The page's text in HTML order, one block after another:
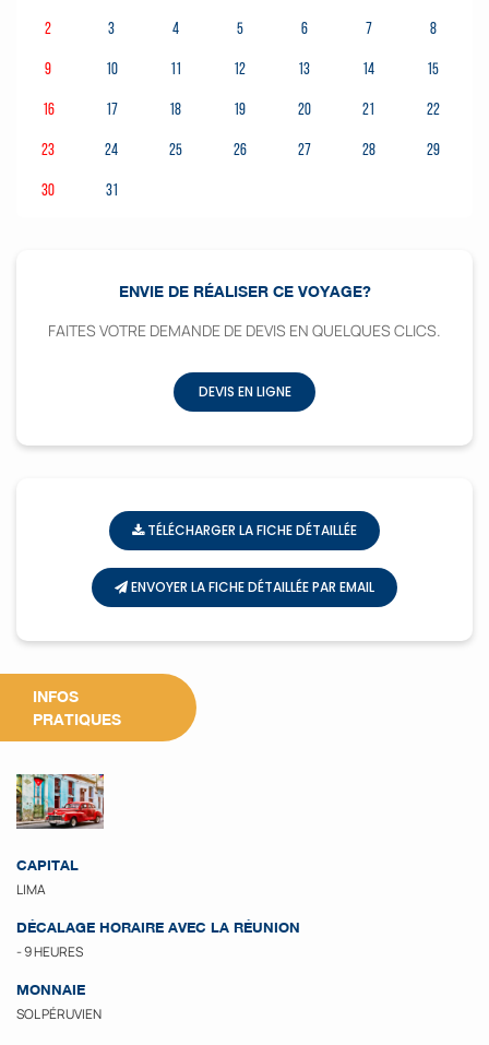
2 3 4 5 6 7 8
9 10 11 12 13 14 15
16 17 18 19 20 21 22
23 24 25 26 27 28 29
30 31
ENVIE DE RÉALISER CE VOYAGE?
FAITES VOTRE DEMANDE DE DEVIS EN QUELQUES CLICS.
DEVIS EN LIGNE
TÉLÉCHARGER LA FICHE DÉTAILLÉE
ENVOYER LA FICHE DÉTAILLÉE PAR EMAIL
INFOS
PRATIQUES
CAPITAL
LIMA
DÉCALAGE HORAIRE AVEC LA RÉUNION
- 9 HEURES
MONNAIE
SOL PÉRUVIEN